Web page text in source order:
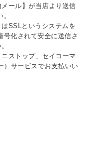
ール】が当店より送信
SSLというシステムを
化されて安全に送信さ
ストップ、セイコーマ
）サービスでお支払いい